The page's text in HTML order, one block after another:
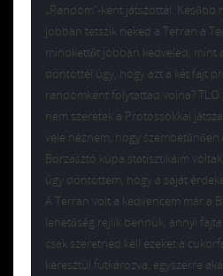
„Random”-ként játszottál.
jobban tetszik neked a Terran a
mindkettőt jobban kedveled, mint
döntöttél úgy, hogy azt a két fajt
randomként folytattad volna?
nem szeretek a Protossokkal
vele néznem, hogy
Borzasztó kupa statisztikáim
úgy döntöttem, hogy a saját
A Terran volt a kedvencem már a
lehetőség rejlik bennük, annyi
csak szeretned kell ezeket a
keresztül futkározva, egyszerre